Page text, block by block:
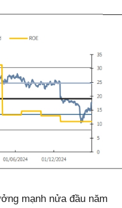
mạnh nửa đầu năm